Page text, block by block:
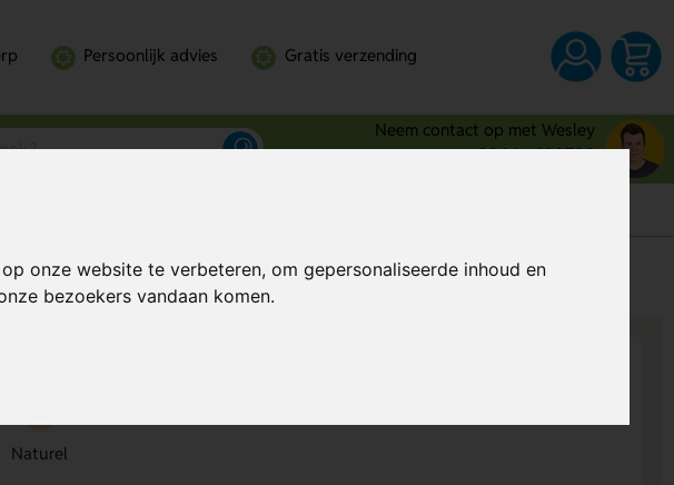
onze website te verbeteren, om gepersonaliseerde inhoud en
bezoekers vandaan komen.
Persoonlijk advies Gratis verzending
Neem contact op met Wesley
0344 - 630709
mijn prijs Al vanaf€ 2,24 per stuk (excl. BTW)
Naturel